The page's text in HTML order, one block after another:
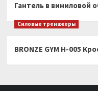
Гантель в виниловой
Силовые тренажеры
BRONZE GYM H-005